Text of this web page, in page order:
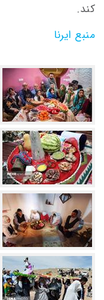
كند.
منبع ایرنا